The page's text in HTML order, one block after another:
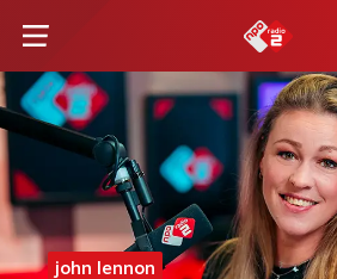
john lennon